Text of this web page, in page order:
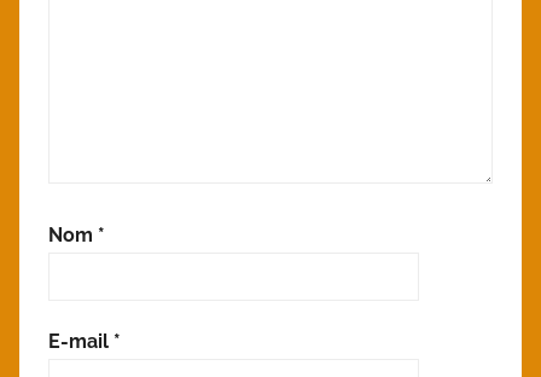
Nom *
E-mail *